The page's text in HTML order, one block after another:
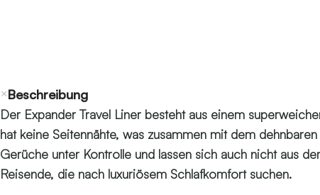
Beschreibung
Der Expander Travel Liner besteht aus einem
hat keine Seitennähte, was zusammen mit dem
Gerüche unter Kontrolle und lassen sich auch nicht aus
Reisende, die nach luxuriösem Schlafkomfort suchen.